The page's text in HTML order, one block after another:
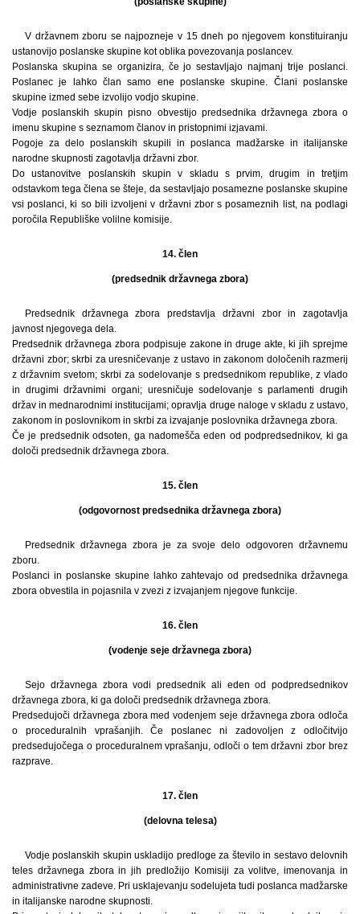
V državnem zboru se najpozneje v 15 dneh po njegovem konstituiranju
ustanovijo poslanske skupine kot oblika povezovanja poslancev.
Poslanska skupina se organizira, če jo sestavljajo najmanj trije poslanci.
Poslanec je lahko član samo ene poslanske skupine. Člani poslanske
skupine izmed sebe izvolijo vodjo skupine.
Vodje poslanskih skupin pisno obvestijo predsednika državnega zbora o
imenu skupine s seznamom članov in pristopnimi izjavami.
Pogoje za delo poslanskih skupili in poslanca madžarske in italijanske
narodne skupnosti zagotavlja državni zbor.
Do ustanovitve poslanskih skupin v skladu s prvim, drugim in tretjim
odstavkom tega člena se šteje, da sestavljajo posamezne poslanske skupine
vsi poslanci, ki so bili izvoljeni v državni zbor s posameznih list, na podlagi
poročila Republiške volilne komisije.
14. člen
(predsednik državnega zbora)
Predsednik državnega zbora predstavlja državni zbor in zagotavlja
javnost njegovega dela.
Predsednik državnega zbora podpisuje zakone in druge akte, ki jih sprejme
državni zbor; skrbi za uresničevanje z ustavo in zakonom določenih razmerij
z državnim svetom; skrbi za sodelovanje s predsednikom republike, z vlado
in drugimi državnimi organi; uresničuje sodelovanje s parlamenti drugih
držav in mednarodnimi institucijami; opravlja druge naloge v skladu z ustavo,
zakonom in poslovnikom in skrbi za izvajanje poslovnika državnega zbora.
Če je predsednik odsoten, ga nadomešča eden od podpredsednikov, ki ga
določi predsednik državnega zbora.
15. člen
(odgovornost predsednika državnega zbora)
Predsednik državnega zbora je za svoje delo odgovoren državnemu
zboru.
Poslanci in poslanske skupine lahko zahtevajo od predsednika državnega
zbora obvestila in pojasnila v zvezi z izvajanjem njegove funkcije.
16. člen
(vodenje seje državnega zbora)
Sejo državnega zbora vodi predsednik ali eden od podpredsednikov
državnega zbora, ki ga določi predsednik državnega zbora.
Predsedujoči državnega zbora med vodenjem seje državnega zbora odloča
o proceduralnih vprašanjih. Če poslanec ni zadovoljen z odločitvijo
predsedujočega o proceduralnem vprašanju, odloči o tem državni zbor brez
razprave.
17. člen
(delovna telesa)
Vodje poslanskih skupin uskladijo predloge za število in sestavo delovnih
teles državnega zbora in jih predložijo Komisiji za volitve, imenovanja in
administrativne zadeve. Pri usklajevanju sodelujeta tudi poslanca madžarske
in italijanske narodne skupnosti.